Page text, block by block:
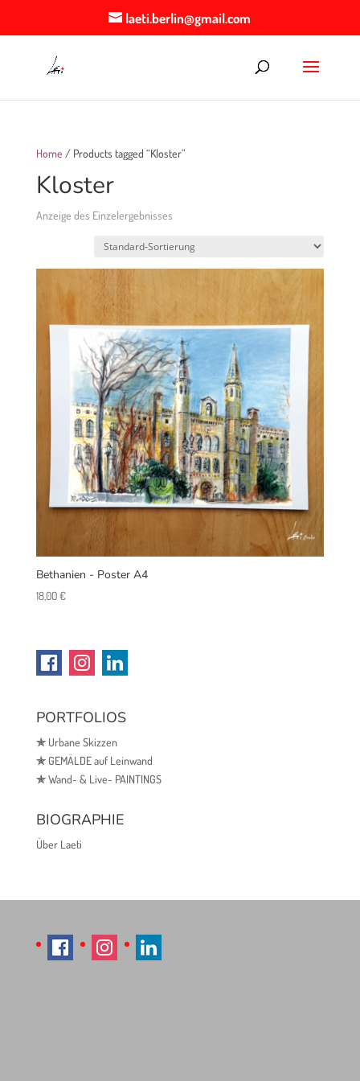
laeti.berlin@gmail.com
Home / Products tagged “Kloster”
Kloster
Anzeige des Einzelergebnisses
Bethanien - Poster A4
18,00€
PORTFOLIOS
✯Urbane Skizzen
✯GEMÄLDE auf Leinwand
✯Wand- & Live- PAINTINGS
BIOGRAPHIE
Über Laeti